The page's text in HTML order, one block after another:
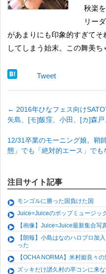
秋楽
リー
があまりにも印象的すぎて
してしまう始末。この舞美
Tweet
← 2016年ひなフェス向け
矢島、[モ]飯窪、小田、[カ]森
12/31卒業のモーニング娘。鞘
態」でも「絶対的エース」でも
注目サイト記事
モンゴルに勝った国負けた国
Juice=Juiceのポップミュージッ
【画像】Juice=Juice最新集
【朗報】小島はなのハロプロ加
った
【OCHA NORMA】米村姫良々
ズッキだけ譜久村の卒コンに来